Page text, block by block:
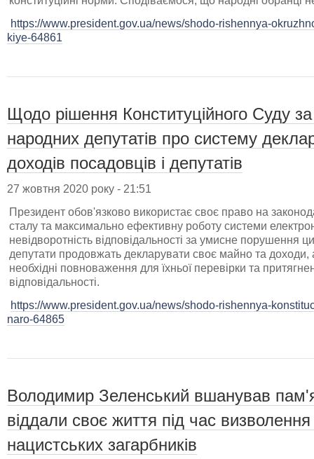
https://www.president.gov.ua/news/shodo-rishennya-
kiye-64861
Щодо рішення Конституційного Суду
народних депутатів про систему
доходів посадовців і депутатів
27 жовтня 2020 року - 21:51
Президент обов'язково використає своє право на
сталу та максимально ефективну роботу системи
невідворотність відповідальності за умисне порушення
депутати продовжать декларувати своє майно та доходи,
необхідні повноваження для їхньої перевірки та
відповідальності.
https://www.president.gov.ua/news/shodo-rishennya-
naro-64865
Володимир Зеленський вшанував
віддали своє життя під час визволення
нацистських загарбників